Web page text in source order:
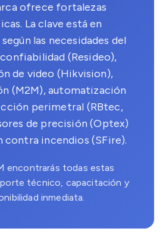
ofrece fortalezas
La clave está en
las necesidades del
(Resideo),
de video (Hikvision),
(M2M), automatización
perimetral (RBtec,
de precisión (Optex)
incendios (SFire).
encontrarás todas estas
técnico, capacitación y
inmediata.